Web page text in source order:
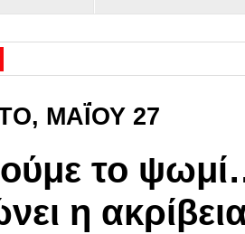
ΜΑΪ́ΟΥ 27
το
η